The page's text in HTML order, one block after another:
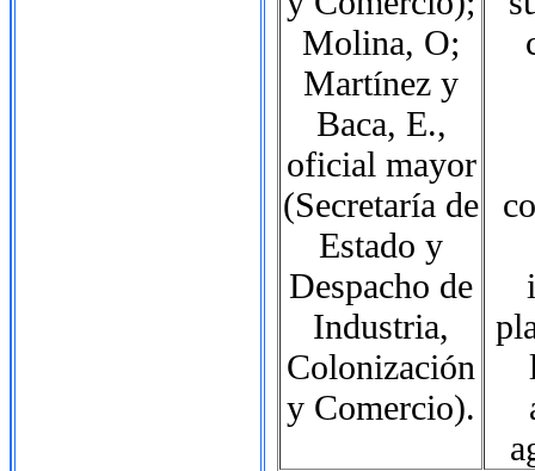
Molina, O;
Martínez y
Baca, E.,
oficial mayor
(Secretaría de
Estado y
Despacho de
Industria,
Colonización
y Comercio).